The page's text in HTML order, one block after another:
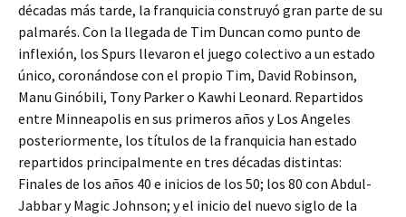
décadas más tarde, la franquicia construyó gran parte de su
palmarés. Con la llegada de Tim Duncan como punto de
inflexión, los Spurs llevaron el juego colectivo a un estado
único, coronándose con el propio Tim, David Robinson,
Manu Ginóbili, Tony Parker o Kawhi Leonard. Repartidos
entre Minneapolis en sus primeros años y Los Angeles
posteriormente, los títulos de la franquicia han estado
repartidos principalmente en tres décadas distintas:
Finales de los años 40 e inicios de los 50; los 80 con Abdul-
Jabbar y Magic Johnson; y el inicio del nuevo siglo de la